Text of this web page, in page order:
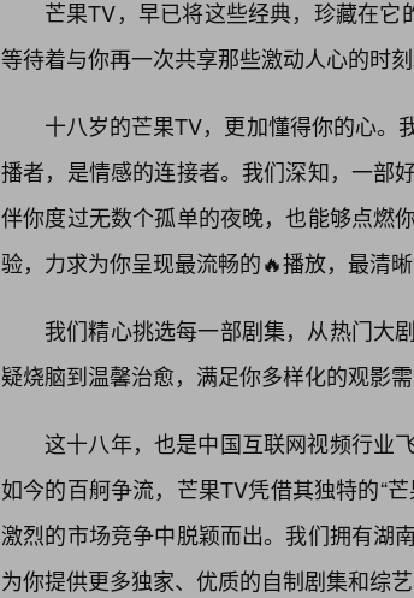
芒果TV，早已将这些经典，珍藏在它
等待着与你再一次共享那些激动人心的时刻
十八岁的芒果TV，更加懂得你的心。
播者，是情感的连接者。我们深知，一部
伴你度过无数个孤单的夜晚，也能够点燃
验，力求为你呈现最流畅的🔥播放，最清
我们精心挑选每一部剧集，从热门大
疑烧脑到温馨治愈，满足你多样化的观影需
这十八年，也是中国互联网视频行业
如今的百舸争流，芒果TV凭借其独特的“
激烈的市场竞争中脱颖而出。我们拥有湖
为你提供更多独家、优质的自制剧集和综艺